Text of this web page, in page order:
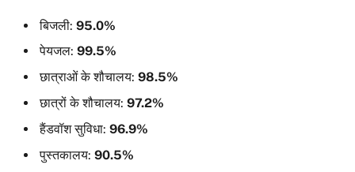
बिजली: 95.0%
पेयजल: 99.5%
छात्राओं के शौचालय: 98.5%
छात्रों के शौचालय: 97.2%
हैंडवॉश सुविधा: 96.9%
पुस्तकालय: 90.5%